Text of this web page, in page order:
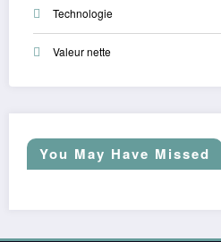
Technologie
Valeur nette
You May Have Missed